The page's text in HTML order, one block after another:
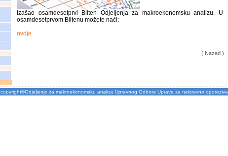
Izašao osamdesetprvi Bilten Odjeljenja za makroekonomsku analizu. U
osamdesetprvom Biltenu možete naći:
ovdje
( Nazad )
copyright©Odjeljenje za makroekonomsku analizu Upravnog Odbora Uprave za neizravno